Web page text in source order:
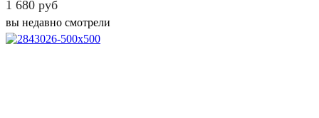
1 680 руб
вы недавно смотрели